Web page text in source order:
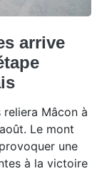
arrive
reliera Mâcon à
Le mont
une
à la victoire